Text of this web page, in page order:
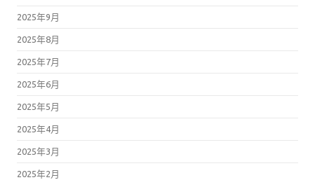
2025年9月
2025年8月
2025年7月
2025年6月
2025年5月
2025年4月
2025年3月
2025年2月